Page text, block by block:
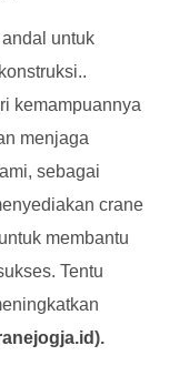
untuk
kemampuannya
menjaga
sebagai
crane
membantu
Tentu
).